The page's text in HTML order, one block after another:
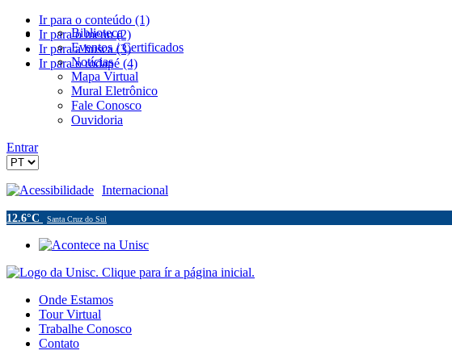
Ir para o conteúdo (1)
Ir para o menu (2)
Ir para a busca (3)
Ir para o rodapé (4)
Biblioteca
Eventos / Certificados
Notícias
Mapa Virtual
Mural Eletrônico
Fale Conosco
Ouvidoria
Entrar
Acessibilidade Internacional
12.6°C Santa Cruz do Sul
Onde Estamos
Tour Virtual
Trabalhe Conosco
Contato